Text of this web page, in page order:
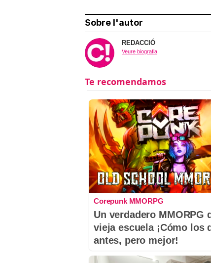
Sobre l'autor
REDACCIÓ
Veure biografia
Corepunk MMORPG
Un verdadero MMORPG
vieja escuela ¡Cómo los
antes, pero mejor!